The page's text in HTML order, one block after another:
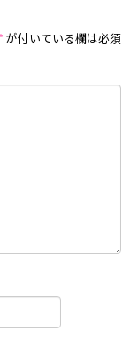
* が付いている欄は必須